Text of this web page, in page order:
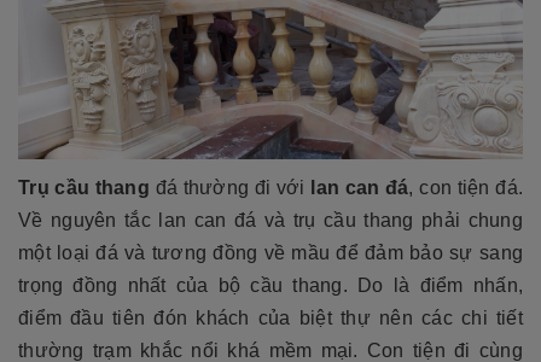
Trụ cầu thang đá thường đi với lan can đá, con tiện đá.
Về nguyên tắc lan can đá và trụ cầu thang phải chung
một loại đá và tương đồng về mầu để đảm bảo sự sang
trọng đồng nhất của bộ cầu thang. Do là điểm nhấn,
điểm đầu tiên đón khách của biệt thự nên các chi tiết
thường trạm khắc nổi khá mềm mại. Con tiện đi cùng